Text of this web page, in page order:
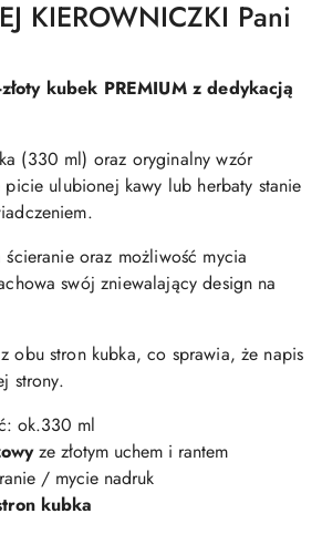
KIEROWNICZKI Pani
kubek PREMIUM z dedykacją
(330 ml) oraz oryginalny wzór
ulubionej kawy lub herbaty stanie
oraz możliwość mycia
swój zniewalający design na
obu stron kubka, co sprawia, że napis
strony.
ok.330 ml
ze złotym uchem i rantem
/ mycie nadruk
kubka